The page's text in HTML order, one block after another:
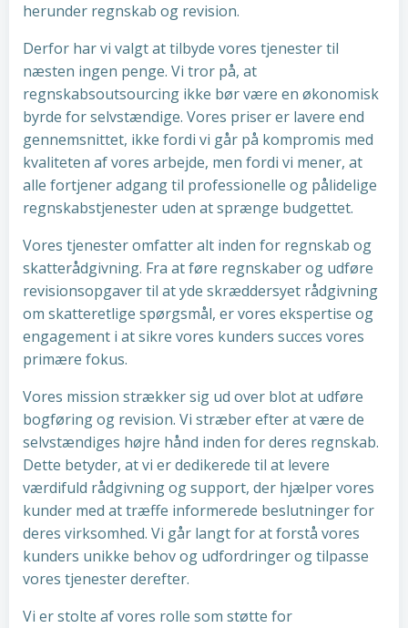
herunder regnskab og revision.
Derfor har vi valgt at tilbyde vores tjenester til
næsten ingen penge. Vi tror på, at
regnskabsoutsourcing ikke bør være en økonomisk
byrde for selvstændige. Vores priser er lavere end
gennemsnittet, ikke fordi vi går på kompromis med
kvaliteten af vores arbejde, men fordi vi mener, at
alle fortjener adgang til professionelle og pålidelige
regnskabstjenester uden at sprænge budgettet.
Vores tjenester omfatter alt inden for regnskab og
skatterådgivning. Fra at føre regnskaber og udføre
revisionsopgaver til at yde skræddersyet rådgivning
om skatteretlige spørgsmål, er vores ekspertise og
engagement i at sikre vores kunders succes vores
primære fokus.
Vores mission strækker sig ud over blot at udføre
bogføring og revision. Vi stræber efter at være de
selvstændiges højre hånd inden for deres regnskab.
Dette betyder, at vi er dedikerede til at levere
værdifuld rådgivning og support, der hjælper vores
kunder med at træffe informerede beslutninger for
deres virksomhed. Vi går langt for at forstå vores
kunders unikke behov og udfordringer og tilpasse
vores tjenester derefter.
Vi er stolte af vores rolle som støtte for